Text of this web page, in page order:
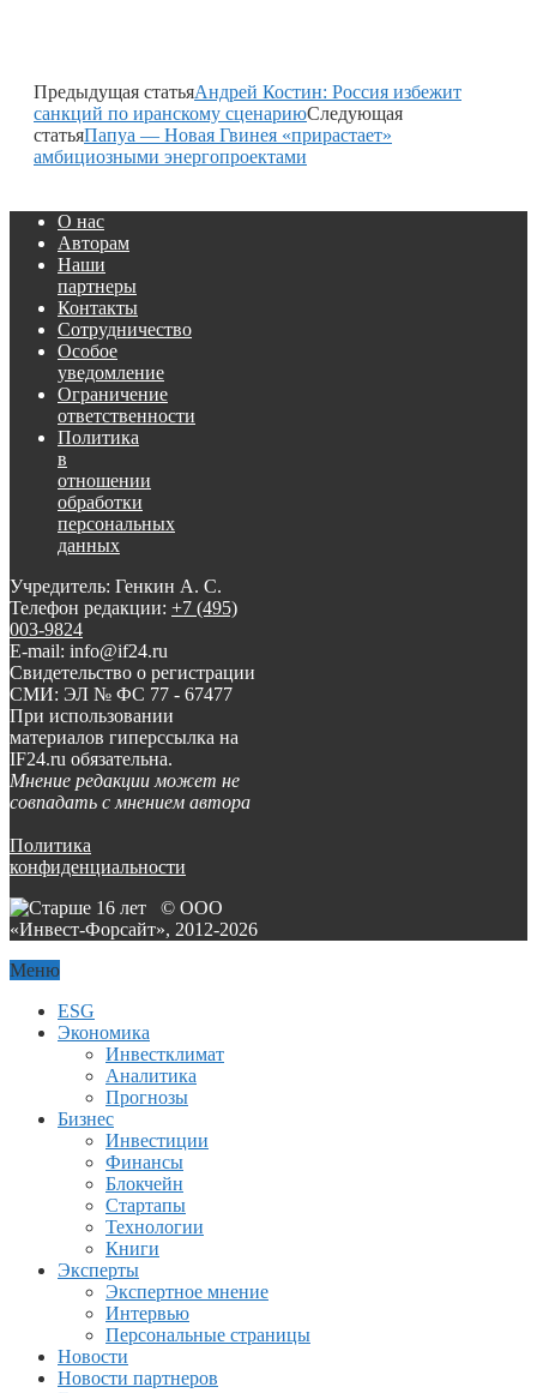
Предыдущая статьяАндрей Костин: Россия избежит
санкций по иранскому сценариюСледующая
статьяПапуа — Новая Гвинея «прирастает»
амбициозными энергопроектами
О нас
Авторам
Наши
партнеры
Контакты
Сотрудничество
Особое
уведомление
Ограничение
ответственности
Политика
в
отношении
обработки
персональных
данных
Учредитель: Генкин А. С.
Телефон редакции: +7 (495)
003-9824
E-mail: info@if24.ru
Свидетельство о регистрации
СМИ: ЭЛ № ФС 77 - 67477
При использовании
материалов гиперссылка на
IF24.ru обязательна.
Мнение редакции может не
совпадать с мнением автора
Политика
конфиденциальности
© ООО
«Инвест-Форсайт», 2012-2026
Меню
ESG
Экономика
Инвестклимат
Аналитика
Прогнозы
Бизнес
Инвестиции
Финансы
Блокчейн
Стартапы
Технологии
Книги
Эксперты
Экспертное мнение
Интервью
Персональные страницы
Новости
Новости партнеров